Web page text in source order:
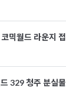
믹월드 라운지
329 청주 분실